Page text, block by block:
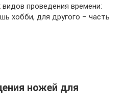
проведения времени:
хобби, для другого – часть
ножей для